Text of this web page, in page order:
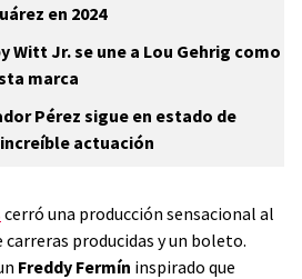
en 2024
Witt Jr. se une a Lou Gehrig como
marca
Pérez sigue en estado de
actuación
cerró una producción sensacional al
carreras producidas y un boleto.
Freddy Fermín inspirado que